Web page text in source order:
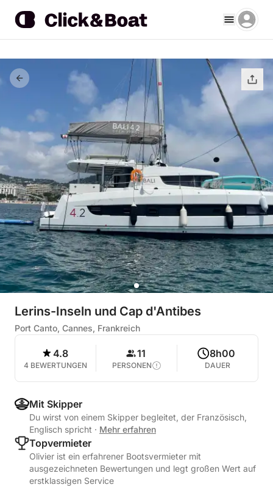
Lerins-Inseln und Cap d'Antibes
Port Canto, Cannes, Frankreich
4.8
4 BEWERTUNGEN
11
PERSONEN
8h00
DAUER
Mit Skipper
Du wirst von einem Skipper begleitet, der Französisch,
Englisch spricht · Mehr erfahren
Topvermieter
Olivier ist ein erfahrener Bootsvermieter mit
ausgezeichneten Bewertungen und legt großen Wert auf
erstklassigen Service